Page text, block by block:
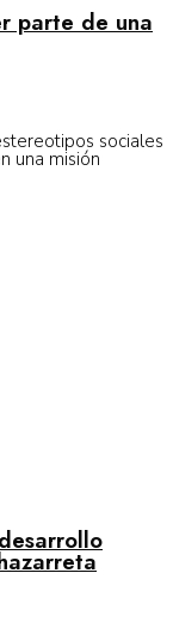
parte de una
sociales
una misión